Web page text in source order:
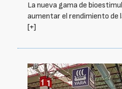
La nueva gama de
aumentar el rendimiento de
[+]